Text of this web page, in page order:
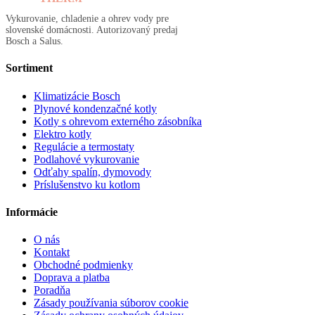
Vykurovanie, chladenie a ohrev vody pre
slovenské domácnosti. Autorizovaný predaj
Bosch a Salus.
Sortiment
Klimatizácie Bosch
Plynové kondenzačné kotly
Kotly s ohrevom externého zásobníka
Elektro kotly
Regulácie a termostaty
Podlahové vykurovanie
Odťahy spalín, dymovody
Príslušenstvo ku kotlom
Informácie
O nás
Kontakt
Obchodné podmienky
Doprava a platba
Poradňa
Zásady používania súborov cookie